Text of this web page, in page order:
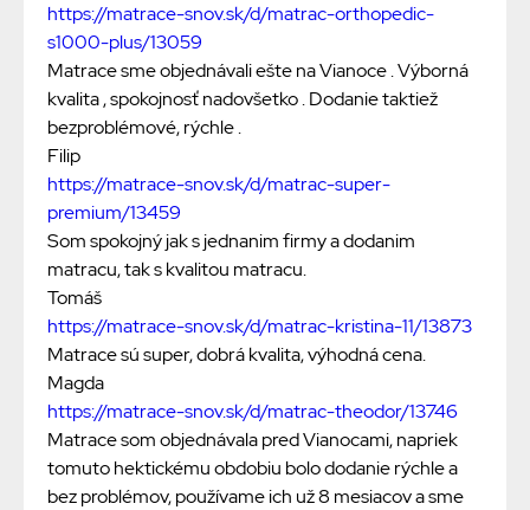
https://matrace-snov.sk/d/matrac-orthopedic-
s1000-plus/13059
Matrace sme objednávali ešte na Vianoce . Výborná
kvalita , spokojnosť nadovšetko . Dodanie taktiež
bezproblémové, rýchle .
Filip
https://matrace-snov.sk/d/matrac-super-
premium/13459
Som spokojný jak s jednanim firmy a dodanim
matracu, tak s kvalitou matracu.
Tomáš
https://matrace-snov.sk/d/matrac-kristina-11/13873
Matrace sú super, dobrá kvalita, výhodná cena.
Magda
https://matrace-snov.sk/d/matrac-theodor/13746
Matrace som objednávala pred Vianocami, napriek
tomuto hektickému obdobiu bolo dodanie rýchle a
bez problémov, používame ich už 8 mesiacov a sme